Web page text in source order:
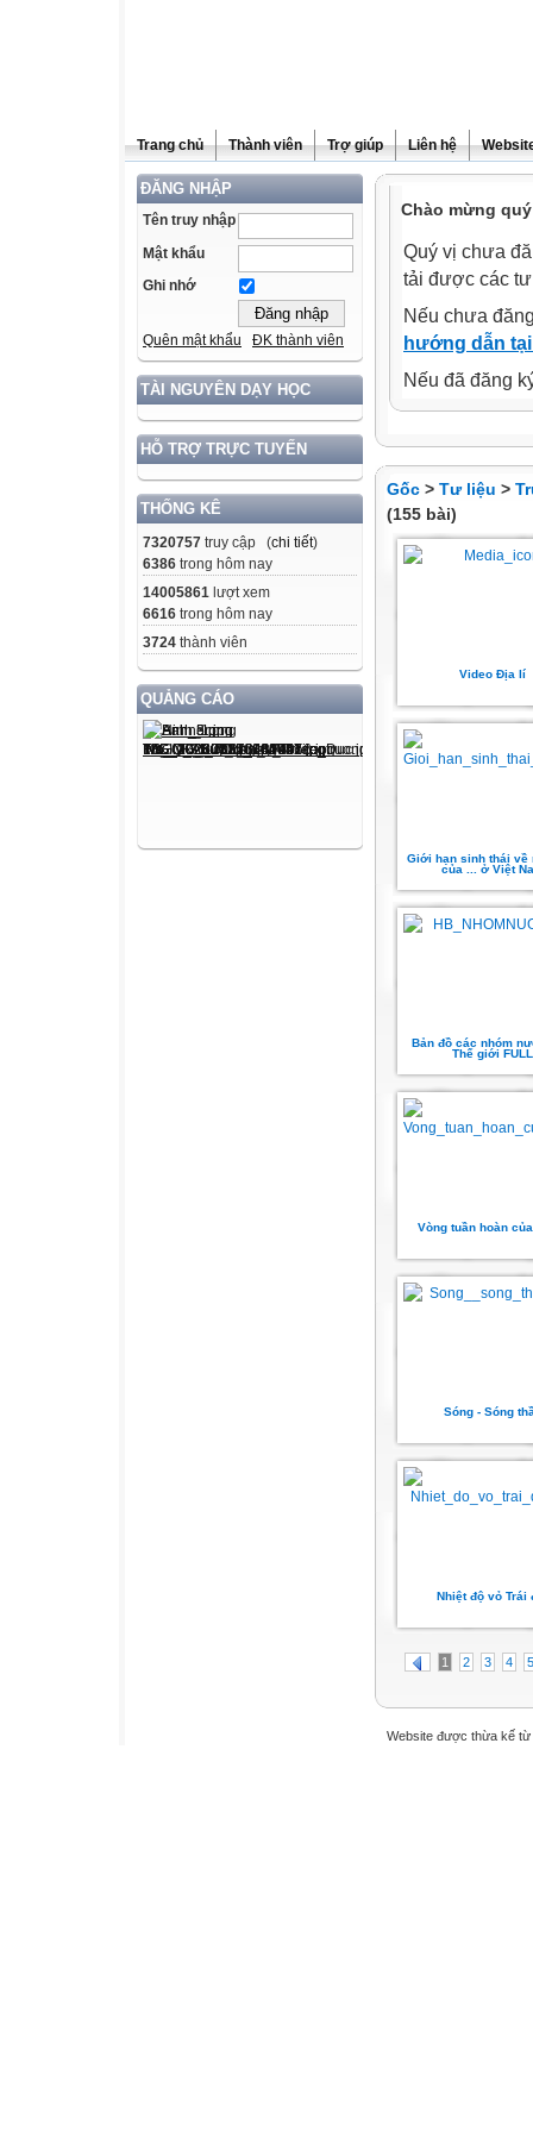
Trang chủ Thành viên Trợ giúp Liên hệ
ĐĂNG NHẬP
Tên truy nhập
Mật khẩu
Ghi nhớ
Quên mật khẩu ĐK thành viên
TÀI NGUYÊN DẠY HỌC
HỖ TRỢ TRỰC TUYẾN
THỐNG KÊ
7320757 truy cập (chi tiết)
6386 trong hôm nay
14005861 lượt xem
6616 trong hôm nay
3724 thành viên
QUẢNG CÁO
Chào mừng
Quý vị chưa
tải được các
Nếu chưa
hướng dẫn
Nếu đã đăng
Gốc > Tư liệu >
(155 bài)
Video Địa lí
Giới hạn sinh thái về
của ... ở Việt
Bản đồ các nhóm
Thế giới FULL
Vòng tuần hoàn
Sóng - Sóng
Nhiệt độ vỏ Trái
1 2 3 4 5
Website được thừa kế từ